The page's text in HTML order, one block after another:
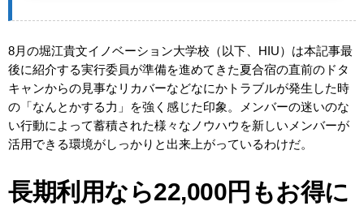
8月の堀江貴文イノベーション大学校（以下、HIU）は本記事最
後に紹介する実行委員が準備を進めてきた夏合宿の直前のドタ
キャンからの見事なリカバーなどなにかトラブルが発生した時
の「なんとかする力」を強く感じた印象。メンバーの迷いのな
い行動によって蓄積された様々なノウハウを新しいメンバーが
活用できる環境がしっかりと出来上がっているわけだ。
長期利用なら22,000円もお得に